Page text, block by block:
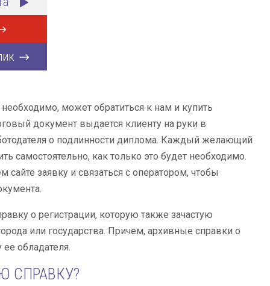
может обратиться к нам и купить
документ выдается клиенту на руки в
о подлинности диплома. Каждый желающий
самостоятельно, как только это будет необходимо.
заявку и связаться с оператором, чтобы
о регистрации, которую также зачастую
или государства. Причем, архивные справки о
обладателя.
СПРАВКУ?